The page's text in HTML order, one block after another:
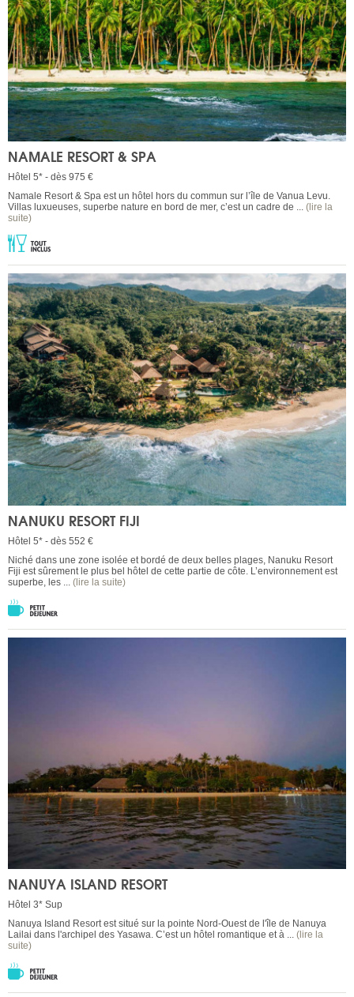
NAMALE RESORT & SPA
Hôtel 5* - dès 975 €
Namale Resort & Spa est un hôtel hors du commun sur l’île de Vanua Levu.
Villas luxueuses, superbe nature en bord de mer, c’est un cadre de ... (lire la
suite)
NANUKU RESORT FIJI
Hôtel 5* - dès 552 €
Niché dans une zone isolée et bordé de deux belles plages, Nanuku Resort
Fiji est sûrement le plus bel hôtel de cette partie de côte. L’environnement est
superbe, les ... (lire la suite)
NANUYA ISLAND RESORT
Hôtel 3* Sup
Nanuya Island Resort est situé sur la pointe Nord-Ouest de l'île de Nanuya
Lailai dans l'archipel des Yasawa. C’est un hôtel romantique et à ... (lire la
suite)